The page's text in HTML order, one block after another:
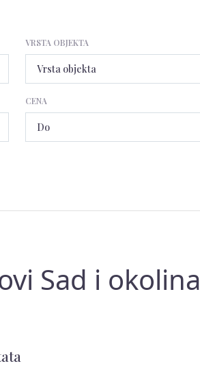
VRSTA OBJEKTA
CENA
Sad i okolina